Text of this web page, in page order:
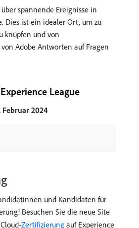
spannende Ereignisse in
Dies ist ein idealer Ort, um zu
knüpfen und von
Adobe Antworten auf Fragen
League
Februar 2024
und Kandidaten für
Besuchen Sie die neue Site
Zertifizierung auf Experience